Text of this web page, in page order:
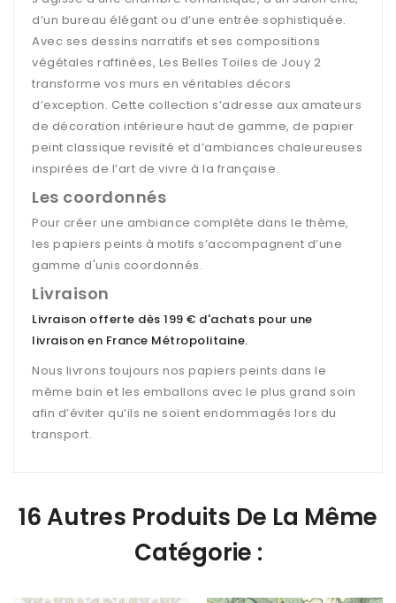
d’un bureau élégant ou d’une entrée sophistiquée.
Avec ses dessins narratifs et ses compositions
végétales raffinées, Les Belles Toiles de Jouy 2
transforme vos murs en véritables décors
d’exception. Cette collection s’adresse aux amateurs
de décoration intérieure haut de gamme, de papier
peint classique revisité et d’ambiances chaleureuses
inspirées de l’art de vivre à la française.
Les coordonnés
Pour créer une ambiance complète dans le thème,
les papiers peints à motifs s’accompagnent d’une
gamme d'unis coordonnés.
Livraison
Livraison offerte dès 199 € d'achats pour une
livraison en France Métropolitaine.
Nous livrons toujours nos papiers peints dans le
même bain et les emballons avec le plus grand soin
afin d’éviter qu’ils ne soient endommagés lors du
transport.
16 Autres Produits De La Même
Catégorie :